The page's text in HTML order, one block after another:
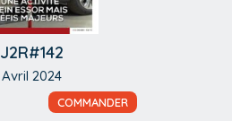
J2R#142
Avril 2024
COMMANDER